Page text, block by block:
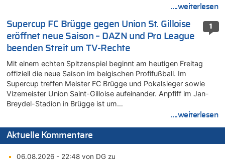
....weiterlesen
1
Supercup FC Brügge gegen Union St. Gilloise
eröffnet neue Saison – DAZN und Pro League
beenden Streit um TV-Rechte
Mit einem echten Spitzenspiel beginnt am heutigen Freitag
offiziell die neue Saison im belgischen Profifußball. Im
Supercup treffen Meister FC Brügge und Pokalsieger sowie
Vizemeister Union Saint-Gilloise aufeinander. Anpfiff im Jan-
Breydel-Stadion in Brügge ist um…
....weiterlesen
Aktuelle Kommentare
06.08.2026 - 22:48 von DG zu